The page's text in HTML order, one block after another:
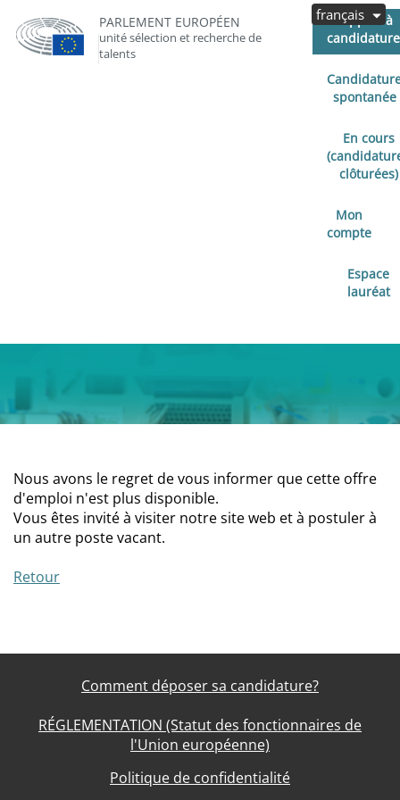
PARLEMENT EUROPÉEN
unité sélection et recherche de
talents
Appels à
spontanée
En cours
clôturées)
Mon
compte
Espace
lauréat
français
Nous avons le regret de vous informer que cette offre
d'emploi n'est plus disponible.
Vous êtes invité à visiter notre site web et à postuler à
un autre poste vacant.
Retour
Comment déposer sa candidature?
RÉGLEMENTATION (Statut des fonctionnaires de
l'Union européenne)
Politique de confidentialité